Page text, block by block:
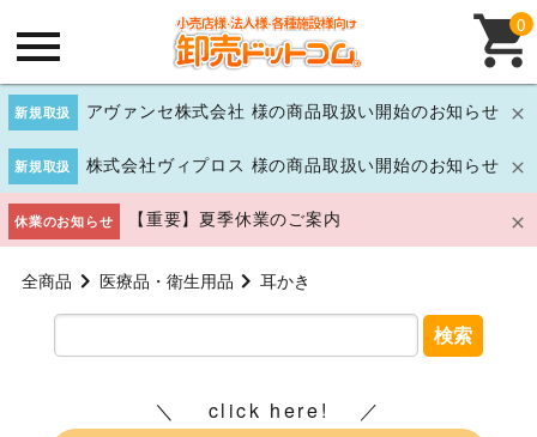
新規取扱 アヴァンセ株式会社 様の商品取扱い開始のお知らせ
新規取扱 株式会社ヴィプロス 様の商品取扱い開始のお知らせ
休業のお知らせ 【重要】夏季休業のご案内
0
全商品 医療品・衛生用品 耳かき
検索
click here!